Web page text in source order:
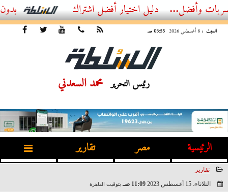
أفضل اشتراك IPTV بدون تقطيع 2026 – دليل المشاهد العصري
السبت ، 8 أغسطس 2026 03:55 صـ
رئيس التحرير محمد السعدني
الرئيسية مصر تقارير
تقارير
الثلاثاء، 15 أغسطس 2023
11:09 صـ بتوقيت القاهرة